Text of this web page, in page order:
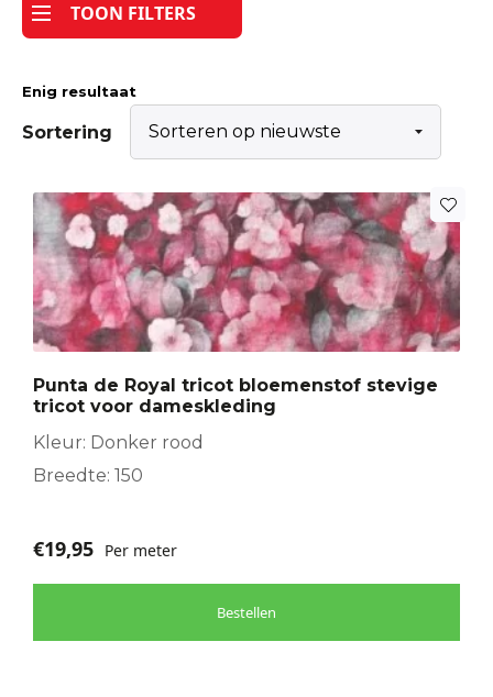
Tijdpakker stof
TOON FILTERS
Enig resultaat
Sortering
Punta de Royal tricot bloemenstof stevige
tricot voor dameskleding
Kleur: Donker rood
Breedte: 150
€19,95 Per meter
Bestellen